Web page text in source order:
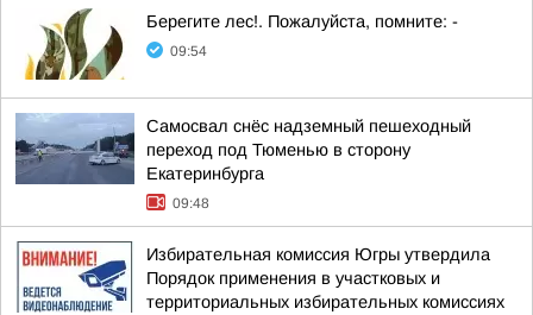
Берегите лес!. Пожалуйста, помните: -
09:54
Самосвал снёс надземный пешеходный
переход под Тюменью в сторону
Екатеринбурга
09:48
Избирательная комиссия Югры утвердила
Порядок применения в участковых и
территориальных избирательных комиссиях